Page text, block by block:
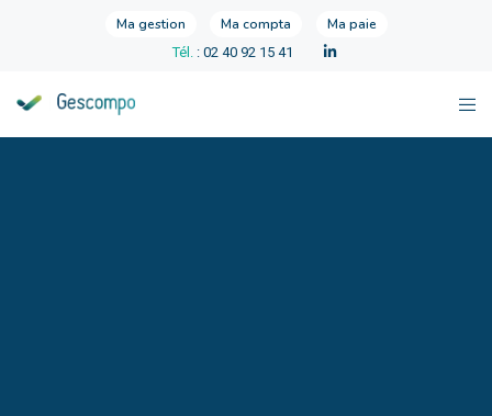
Ma gestion Ma compta Ma paie
Tél. : 02 40 92 15 41